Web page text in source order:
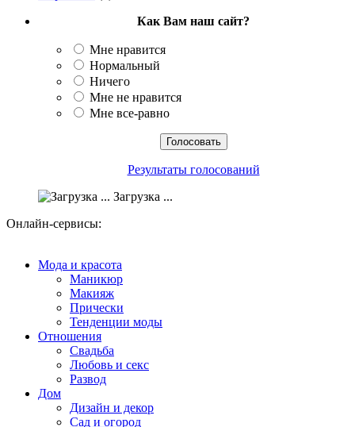
Как Вам наш сайт?
Мне нравится
Нормальный
Ничего
Мне не нравится
Мне все-равно
Результаты голосований
Загрузка ...
Онлайн-сервисы:
Мода и красота
Маникюр
Макияж
Прически
Тенденции моды
Отношения
Свадьба
Любовь и секс
Развод
Дом
Дизайн и декор
Сад и огород